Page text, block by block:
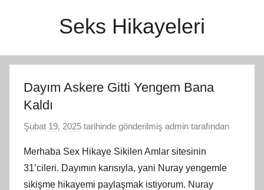
Seks Hikayeleri
Dayım Askere Gitti Yengem Bana
Kaldı
Şubat 19, 2025 tarihinde gönderilmiş admin tarafından
Merhaba Sex Hikaye Sikilen Amlar sitesinin
31’cileri. Dayımın karısıyla, yani Nuray yengemle
sikişme hikayemi paylaşmak istiyorum. Nuray